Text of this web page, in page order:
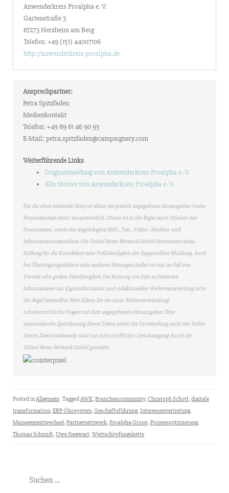
Anwenderkreis Proalpha e. V.
Gartenstraße 3
67273 Herxheim am Berg
Telefon: +49 (151) 44007106
http://anwenderkreis-proalpha.de
Ansprechpartner:
Petra Spitzfaden
Medienkontakt
Telefon: +49 89 61 46 90 93
E-Mail: petra.spitzfaden@campaignery.com
Weiterführende Links
Originalmeldung von Anwenderkreis Proalpha e. V.
Alle Stories von Anwenderkreis Proalpha e. V.
Für die oben stehende Story ist allein der jeweils angegebene Herausgeber (siehe
Firmenkontakt oben) verantwortlich. Dieser ist in der Regel auch Urheber des
Pressetextes, sowie der angehängten Bild-, Ton-, Video-, Medien- und
Informationsmaterialien. Die United News Network GmbH übernimmt keine
Haftung für die Korrektheit oder Vollständigkeit der dargestellten Meldung. Auch
bei Übertragungsfehlern oder anderen Störungen haftet sie nur im Fall von
Vorsatz oder grober Fahrlässigkeit. Die Nutzung von hier archivierten
Informationen zur Eigeninformation und redaktionellen Weiterverarbeitung ist in
der Regel kostenfrei. Bitte klären Sie vor einer Weiterverwendung
urheberrechtliche Fragen mit dem angegebenen Herausgeber. Eine
systematische Speicherung dieser Daten sowie die Verwendung auch von Teilen
dieses Datenbankwerks sind nur mit schriftlicher Genehmigung durch die
United News Network GmbH gestattet.
Posted inAllgemein TaggedAWK,Branchencommunity,Christoph Schott,digitale
transformation,ERP-Ökosystem,Geschäftsführung,Interessenvertretung,
Managementwechsel,Partnernetzwerk,Proalpha Group,Prozessoptimierung,
Thomas Schmidt,Uwe Siegwart,Wertschöpfungskette
nach: